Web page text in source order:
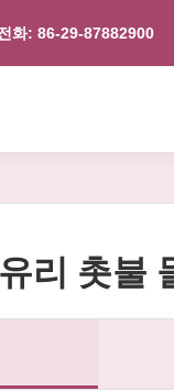
화: 86-29-87882900
리 촛불